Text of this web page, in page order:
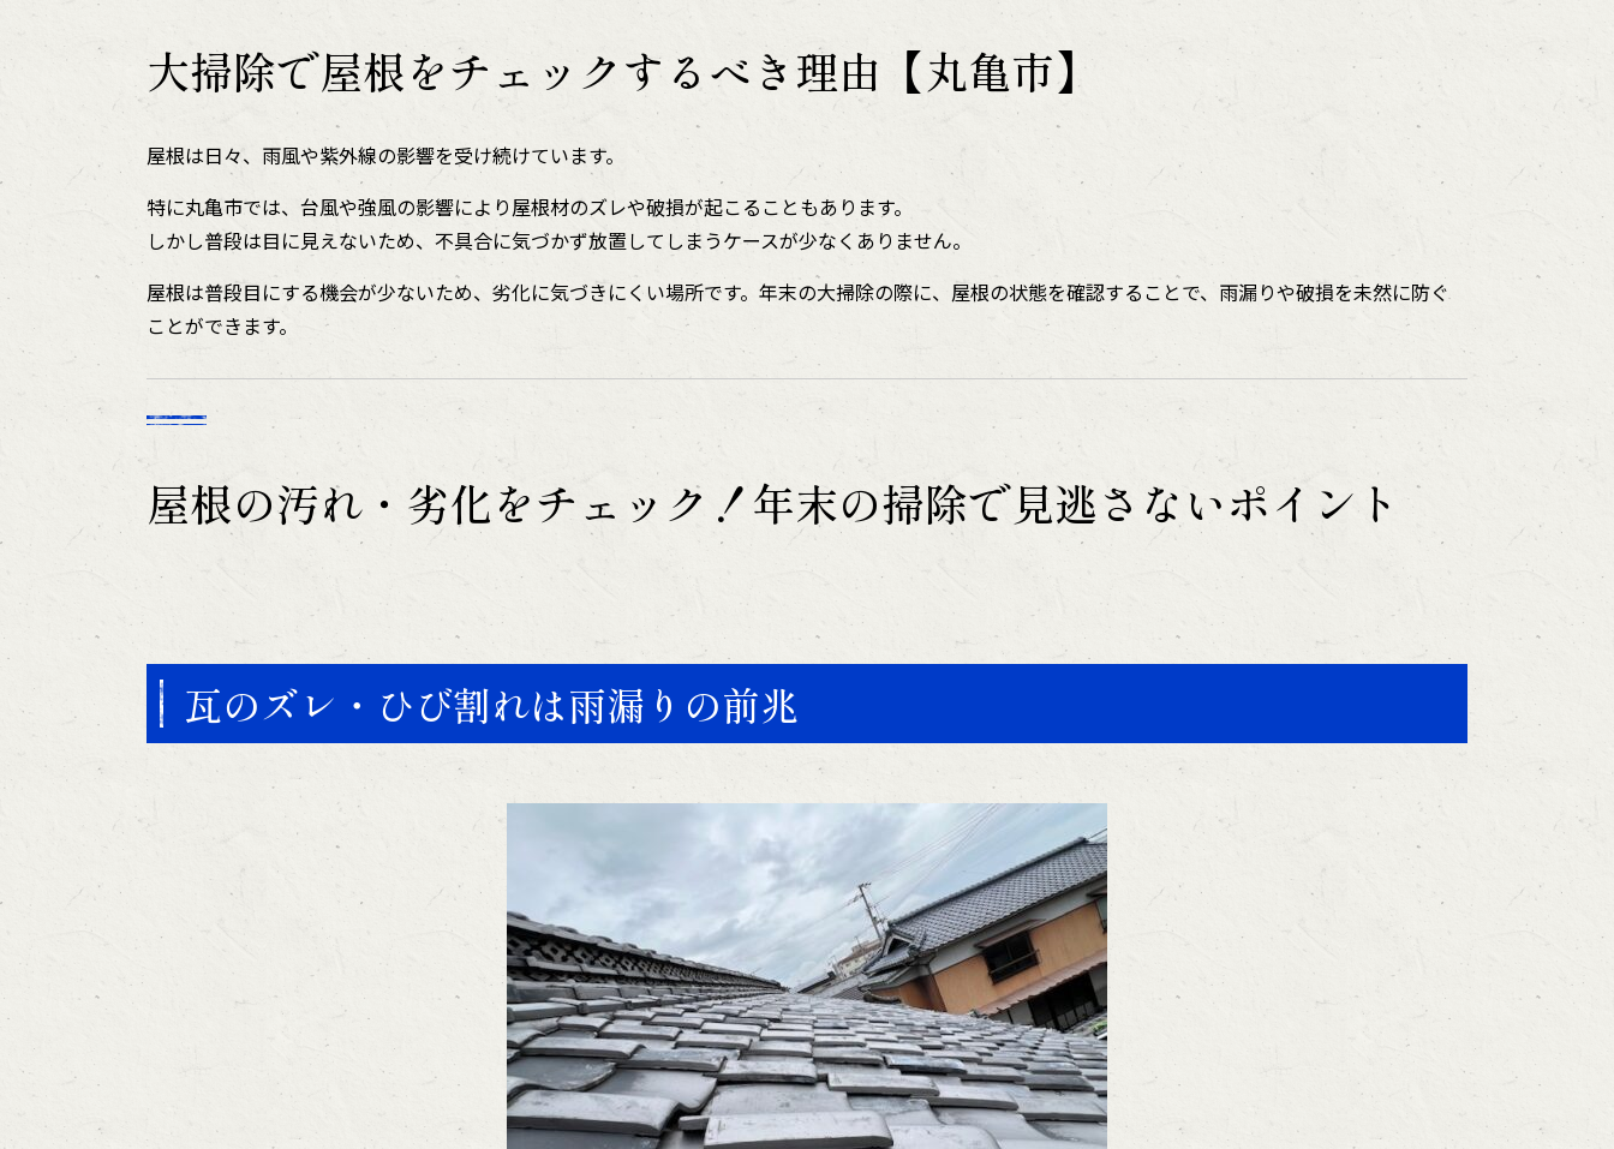
大掃除で屋根をチェックするべき理由【丸亀市】
屋根は日々、雨風や紫外線の影響を受け続けています。
特に丸亀市では、台風や強風の影響により屋根材のズレや破損が起こることもあります。
しかし普段は目に見えないため、不具合に気づかず放置してしまうケースが少なくありません。
屋根は普段目にする機会が少ないため、劣化に気づきにくい場所です。年末の大掃除の際に、屋根の状態を確認することで、雨漏りや破損を未然に防ぐ
ことができます。
屋根の汚れ・劣化をチェック！年末の掃除で見逃さないポイント
瓦のズレ・ひび割れは雨漏りの前兆